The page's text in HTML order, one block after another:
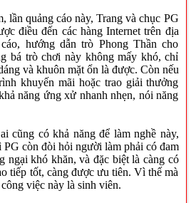
lần quảng cáo này, Trang và chục PG
điều đến các hàng Internet trên địa
hướng dẫn trò Phong Thần cho
bá trò chơi này không mấy khó, chỉ
và khuôn mặt ổn là được. Còn nếu
khuyến mãi hoặc trao giải thưởng
năng ứng xử nhanh nhẹn, nói năng
cũng có khả năng để làm nghề này,
còn đòi hỏi người làm phải có đam
ngại khó khăn, và đặc biệt là càng có
tiếp tốt, càng được ưu tiên. Vì thế mà
việc này là sinh viên.